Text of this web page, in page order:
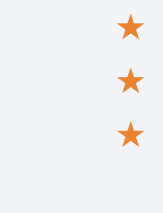
★
★
★